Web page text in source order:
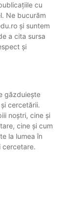
cu
Ne bucurăm
și suntem
a cita sursa
și
găzduiește
cercetării.
noștri, cine și
cine și cum
la lumea în
cercetare.